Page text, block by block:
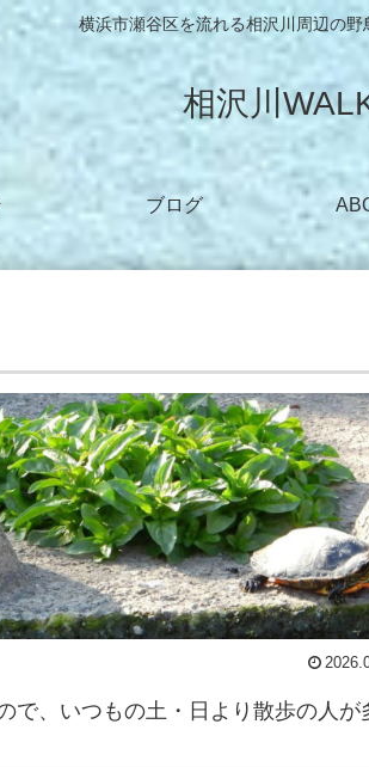
横浜市瀬谷区を流れる相沢川周辺の野
相沢川
ブログ
、いつもの土・日より散歩の人が